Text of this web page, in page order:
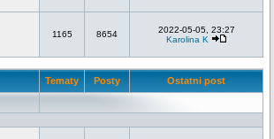
1165 8654
2022-05-05, 23:27
Karolina K
Tematy Posty Ostatni post